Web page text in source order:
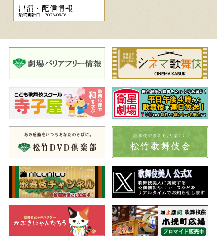
出演・配信情報
最終更新日：2026/08/06